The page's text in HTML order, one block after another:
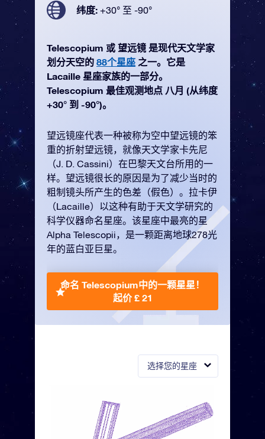
选择您的星座
纬度: +30° 至 -90°
Telescopium 或 望远镜 是现代天文学家
划分天空的 88个星座 之一。它是
Lacaille 星座家族的一部分。
Telescopium 最佳观测地点 八月 (从纬度
+30° 到 -90°)。
望远镜座代表一种被称为空中望远镜的笨
重的折射望远镜，就像天文学家卡先尼
（J. D. Cassini）在巴黎天文台所用的一
样。望远镜很长的原因是为了减少当时的
粗制镜头所产生的色差（假色）。拉卡伊
（Lacaille）以这种有助于天文学研究的
科学仪器命名星座。该星座中最亮的星
Alpha Telescopii，是一颗距离地球278光
年的蓝白亚巨星。
命名 Telescopium中的一颗星星！
起价 £ 21